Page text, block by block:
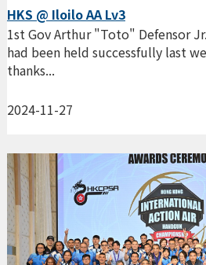
HKS @ Iloilo AA Lv3
2024-11-27
1st Gov Arthur "Toto" Defensor
had been held successfully last
thanks...